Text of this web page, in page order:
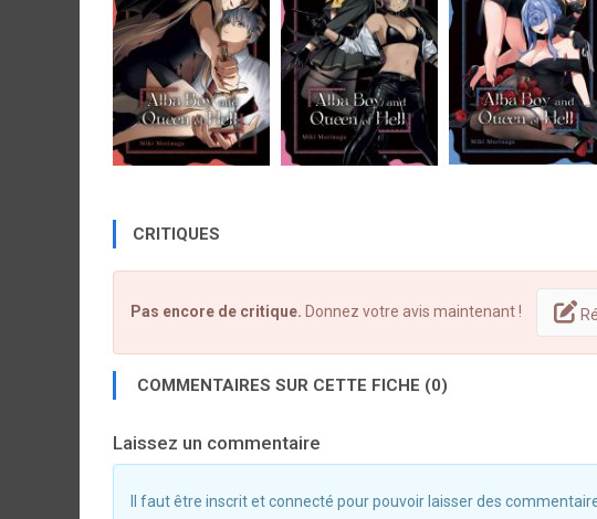
CRITIQUES
Pas encore de critique. Donnez votre avis maintenant !
COMMENTAIRES SUR CETTE FICHE (0)
Laissez un commentaire
Il faut être inscrit et connecté pour pouvoir laisser des